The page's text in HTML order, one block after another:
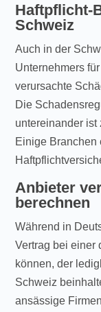
Haftpflicht-
Schweiz
Auch in der
Unternehmers
verursachte
Die
untereinander ist
Einige Branchen
Anbieter
berechnen
Während in
Vertrag bei einer
können, der
Schweiz
ansässige